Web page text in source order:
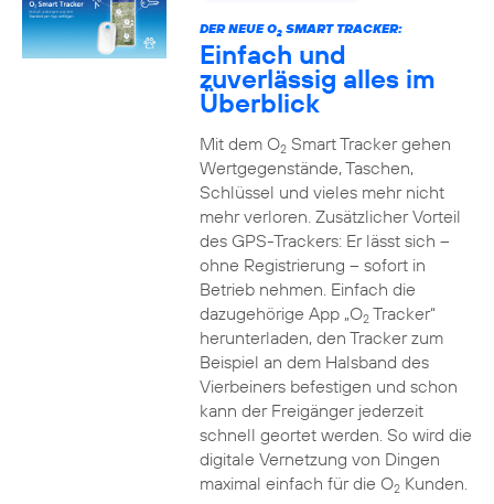
DER NEUE O2SMART TRACKER:
Einfach und
zuverlässig alles im
Überblick
Mit dem O2Smart Tracker gehen
Wertgegenstände, Taschen,
Schlüssel und vieles mehr nicht
mehr verloren. Zusätzlicher Vorteil
des GPS-Trackers: Er lässt sich –
ohne Registrierung – sofort in
Betrieb nehmen. Einfach die
dazugehörige App „O2Tracker“
herunterladen, den Tracker zum
Beispiel an dem Halsband des
Vierbeiners befestigen und schon
kann der Freigänger jederzeit
schnell geortet werden. So wird die
digitale Vernetzung von Dingen
maximal einfach für die O2Kunden.